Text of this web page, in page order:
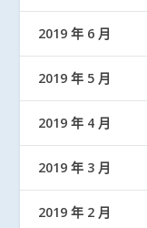
2019 年 6 月
2019 年 5 月
2019 年 4 月
2019 年 3 月
2019 年 2 月